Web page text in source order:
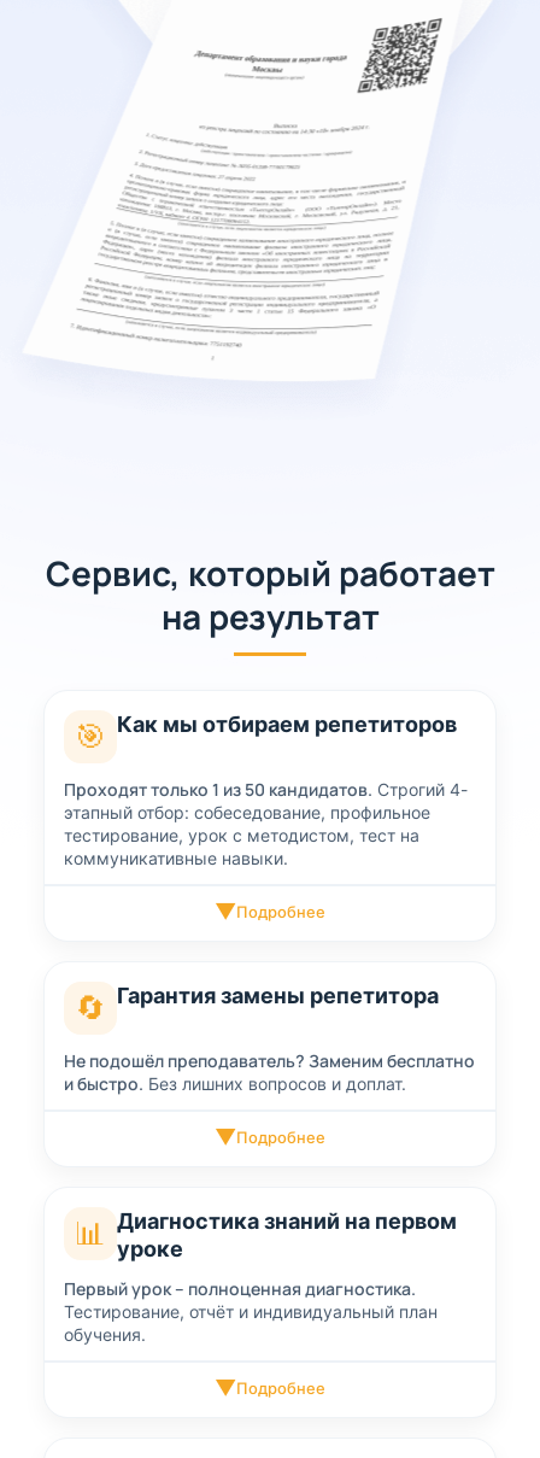
Сервис, который работает
на результат
🎯 Как мы отбираем репетиторов
Проходят только 1 из 50 кандидатов. Строгий 4-
этапный отбор: собеседование, профильное
тестирование, урок с методистом, тест на
коммуникативные навыки.
▼Подробнее
🔄 Гарантия замены репетитора
Не подошёл преподаватель? Заменим бесплатно
и быстро. Без лишних вопросов и доплат.
▼Подробнее
📊
Диагностика знаний на первом
уроке
Первый урок – полноценная диагностика.
Тестирование, отчёт и индивидуальный план
обучения.
▼Подробнее